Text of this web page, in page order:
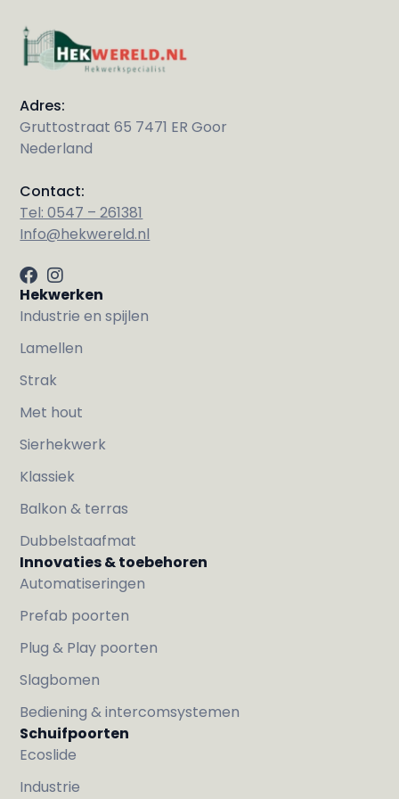
Adres:
Gruttostraat 65 7471 ER Goor
Nederland
Contact:
Tel: 0547 – 261381
Info@hekwereld.nl
Hekwerken
Industrie en spijlen
Lamellen
Strak
Met hout
Sierhekwerk
Klassiek
Balkon & terras
Dubbelstaafmat
Innovaties & toebehoren
Automatiseringen
Prefab poorten
Plug & Play poorten
Slagbomen
Bediening & intercomsystemen
Schuifpoorten
Ecoslide
Industrie